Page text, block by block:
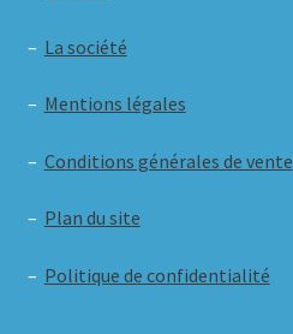
– La société
– Mentions légales
– Conditions générales de vente
– Plan du site
– Politique de confidentialité